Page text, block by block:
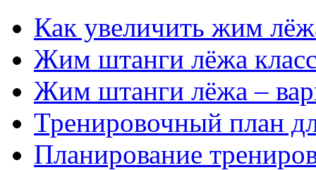
Как увеличить жим
Жим штанги лёжа
Жим штанги лёжа –
Тренировочный план
Планирование